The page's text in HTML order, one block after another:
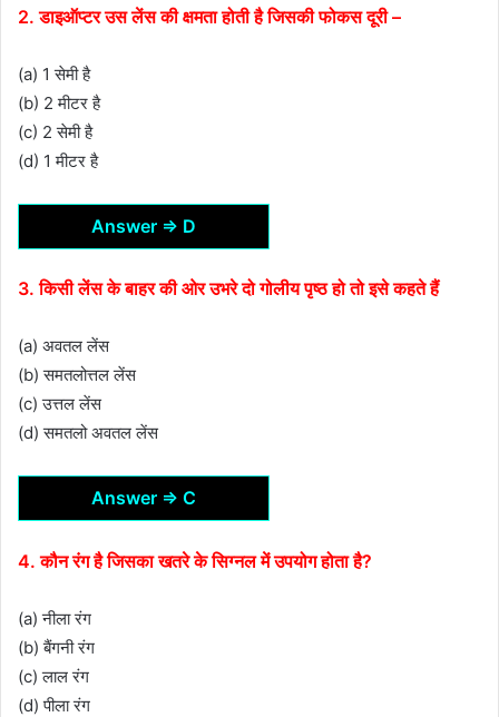
2. डाइऑप्टर उस लेंस की क्षमता होती है जिसकी फोकस दूरी –
(a) 1 सेमी है
(b) 2 मीटर है
(c) 2 सेमी है
(d) 1 मीटर है
Answer ⇒ D
3. किसी लेंस के बाहर की ओर उभरे दो गोलीय पृष्ठ हो तो इसे कहते हैं
(a) अवतल लेंस
(b) समतलोत्तल लेंस
(c) उत्तल लेंस
(d) समतलो अवतल लेंस
Answer ⇒ C
4. कौन रंग है जिसका खतरे के सिग्नल में उपयोग होता है?
(a) नीला रंग
(b) बैंगनी रंग
(c) लाल रंग
(d) पीला रंग